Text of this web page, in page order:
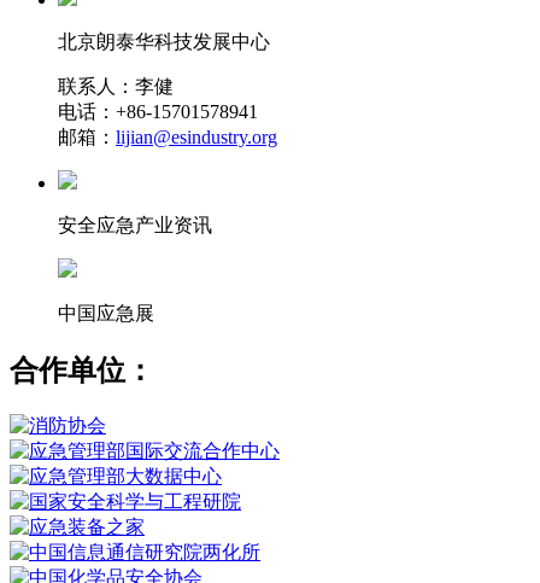
北京朗泰华科技发展中心
联系人：李健
电话：+86-15701578941
邮箱： lijian@esindustry.org
安全应急产业资讯
中国应急展
合作单位：